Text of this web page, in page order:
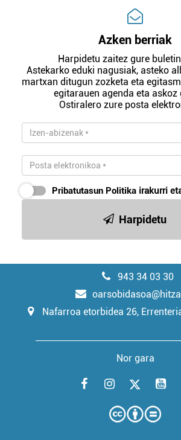
Azken berriak
Harpidetu zaitez gure
Astekarko eduki nagusiak, asteko
martxan ditugun zozketa eta
egitarauen agenda eta askoz
Ostiralero zure posta
Pribatutasun Politika irakurri
Harpidetu
943 34 03 30
Nafarroa etorbidea 26,
Nor gara